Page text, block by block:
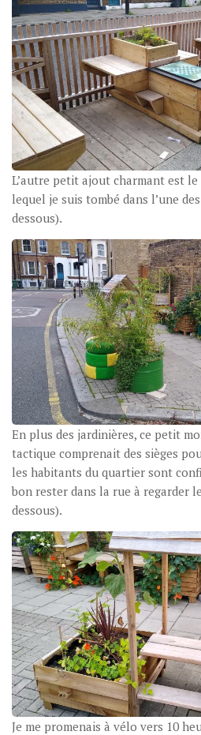
L’autre petit ajout charmant est
lequel je suis tombé dans l’une
dessous).
En plus des jardinières, ce petit
tactique comprenait des sièges
les habitants du quartier sont
bon rester dans la rue à regarder
dessous).
Je me promenais à vélo vers 10